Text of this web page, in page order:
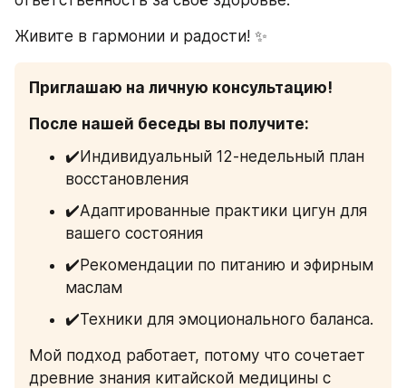
Живите в гармонии и радости! ✨
Приглашаю на личную консультацию!
После нашей беседы вы получите:
✔️Индивидуальный 12-недельный план
восстановления
✔️Адаптированные практики цигун для
вашего состояния
✔️Рекомендации по питанию и эфирным
маслам
✔️Техники для эмоционального баланса.
Мой подход работает, потому что сочетает
древние знания китайской медицины с